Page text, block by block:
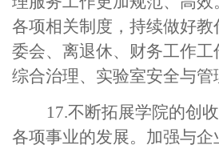
各项相关制度，持续做好教
委会、离退休、财务工作工
综合治理、实验室安全与管
17.不断拓展学院的创
各项事业的发展。加强与企